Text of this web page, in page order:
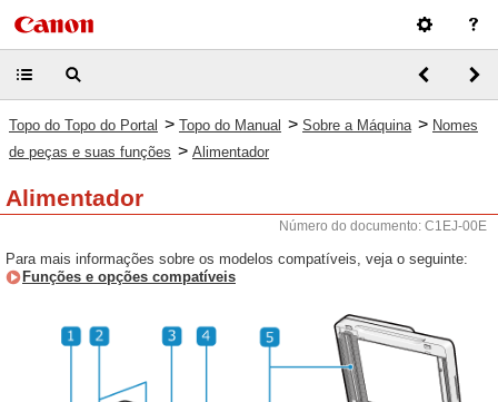
Topo do Topo do Portal > Topo do Manual > Sobre a Máquina > Nomes
de peças e suas funções > Alimentador
Alimentador
Número do documento: C1EJ-00E
Para mais informações sobre os modelos compatíveis, veja o seguinte:
Funções e opções compatíveis